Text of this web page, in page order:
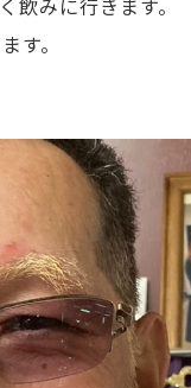
みに行きます。
す。